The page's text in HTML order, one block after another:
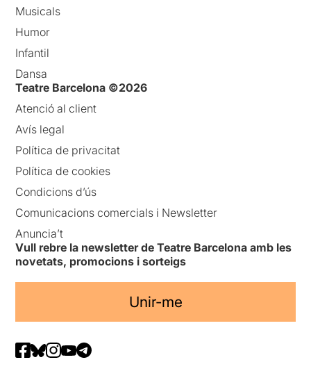
Musicals
Humor
Infantil
Dansa
Teatre Barcelona ©2026
Atenció al client
Avís legal
Política de privacitat
Política de cookies
Condicions d’ús
Comunicacions comercials i Newsletter
Anuncia’t
Vull rebre la newsletter de Teatre Barcelona amb les
novetats, promocions i sorteigs
Unir-me